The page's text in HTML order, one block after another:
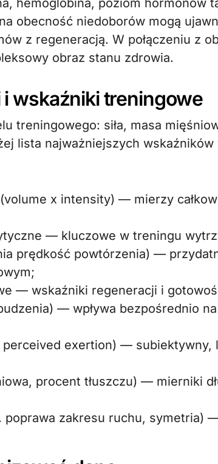
hemoglobina, poziom hormonów
obecność niedoborów mogą
z regeneracją. W połączeniu z
obraz stanu zdrowia.
wskaźniki treningowe
treningowego: siła, masa
lista najważniejszych
x intensity) — mierzy
— kluczowe w treningu
prędkość powtórzenia) —
— wskaźniki regeneracji i
— wpływa bezpośrednio na
perceived exertion) — subiektywny,
procent tłuszczu) — mierniki
poprawa zakresu ruchu, symetria)